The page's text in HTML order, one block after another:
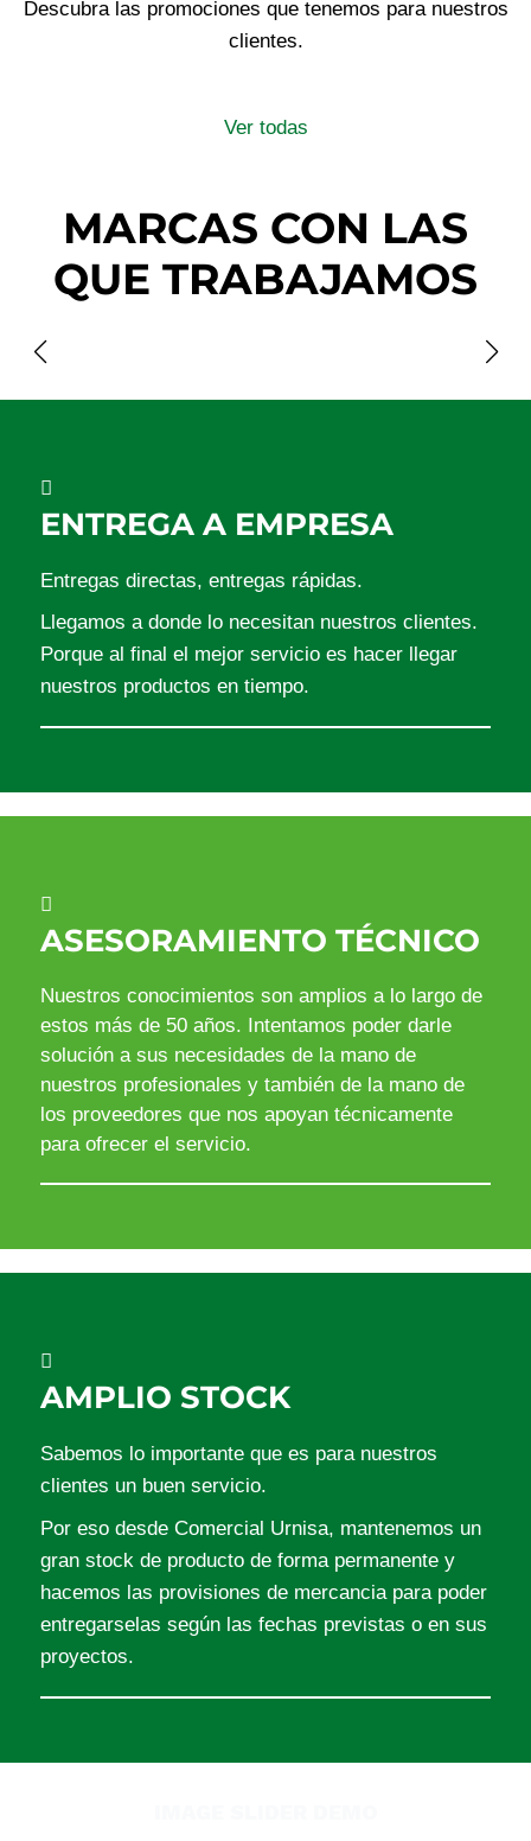
Descubra las promociones que tenemos para nuestros
clientes.
Ver todas
MARCAS CON LAS
QUE TRABAJAMOS
ENTREGA A EMPRESA
Entregas directas, entregas rápidas.
Llegamos a donde lo necesitan nuestros clientes.
Porque al final el mejor servicio es hacer llegar
nuestros productos en tiempo.
ASESORAMIENTO TÉCNICO
Nuestros conocimientos son amplios a lo largo de
estos más de 50 años. Intentamos poder darle
solución a sus necesidades de la mano de
nuestros profesionales y también de la mano de
los proveedores que nos apoyan técnicamente
para ofrecer el servicio.
AMPLIO STOCK
Sabemos lo importante que es para nuestros
clientes un buen servicio.
Por eso desde Comercial Urnisa, mantenemos un
gran stock de producto de forma permanente y
hacemos las provisiones de mercancia para poder
entregarselas según las fechas previstas o en sus
proyectos.